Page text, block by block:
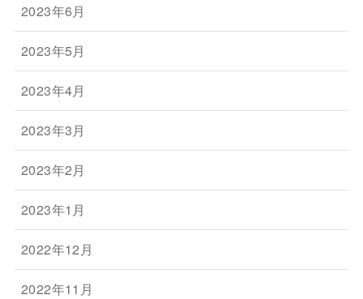
2023年6月
2023年5月
2023年4月
2023年3月
2023年2月
2023年1月
2022年12月
2022年11月